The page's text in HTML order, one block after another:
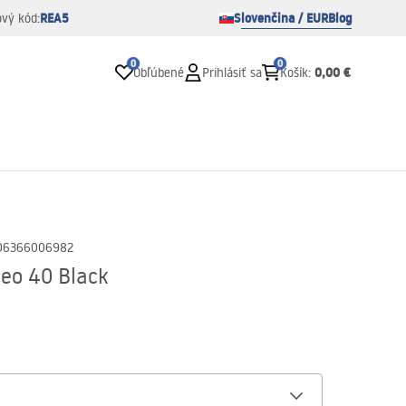
kód:REA5 Slovenčina / EURBlog
0
Obľúbené Prihlásiť sa
0
Košík: 0,00 €
40 Black